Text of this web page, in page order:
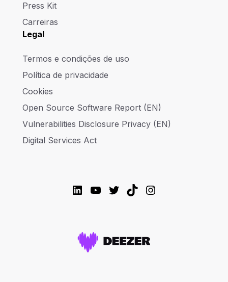
Press Kit
Carreiras
Legal
Termos e condições de uso
Política de privacidade
Cookies
Open Source Software Report (EN)
Vulnerabilities Disclosure Privacy (EN)
Digital Services Act
LinkedIn
YouTube
Twitter
TikTokInstagram